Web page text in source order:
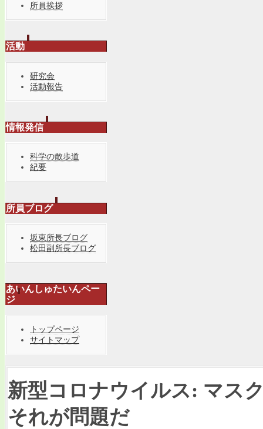
所員挨拶
活動
研究会
活動報告
情報発信
科学の散歩道
紀要
所員ブログ
坂東所長ブログ
松田副所長ブログ
あいんしゅたいんペー
ジ
トップページ
サイトマップ
新型コロナウイルス: マス
それが問題だ